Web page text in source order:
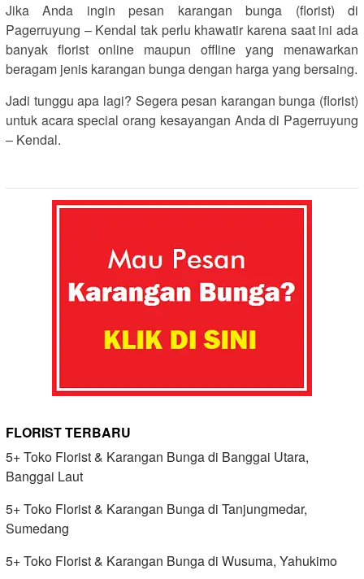
Jika Anda ingin pesan karangan bunga (florist) di
Pagerruyung – Kendal tak perlu khawatir karena saat ini ada
banyak florist online maupun offline yang menawarkan
beragam jenis karangan bunga dengan harga yang bersaing.
Jadi tunggu apa lagi? Segera pesan karangan bunga (florist)
untuk acara special orang kesayangan Anda di Pagerruyung
– Kendal.
FLORIST TERBARU
5+ Toko Florist & Karangan Bunga di Banggai Utara,
Banggai Laut
5+ Toko Florist & Karangan Bunga di Tanjungmedar,
Sumedang
5+ Toko Florist & Karangan Bunga di Wusuma, Yahukimo